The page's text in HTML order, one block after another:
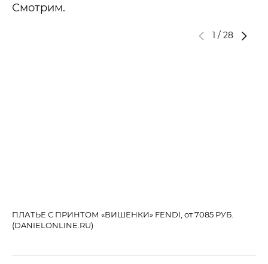
Смотрим.
1 / 28
ПЛАТЬЕ С ПРИНТОМ «ВИШЕНКИ» FENDI, от 7085 РУБ.
(DANIELONLINE.RU)